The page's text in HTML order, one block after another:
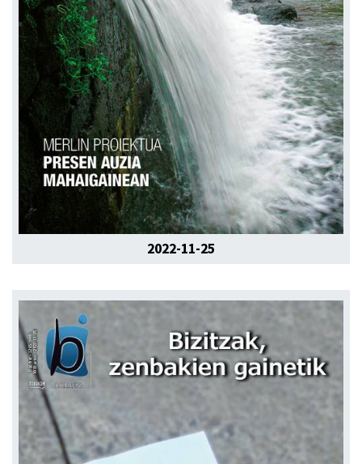
2022-11-25